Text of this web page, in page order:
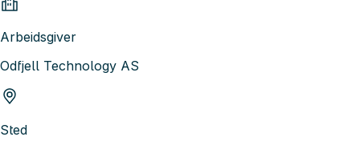
Arbeidsgiver
Odfjell Technology AS
Sted